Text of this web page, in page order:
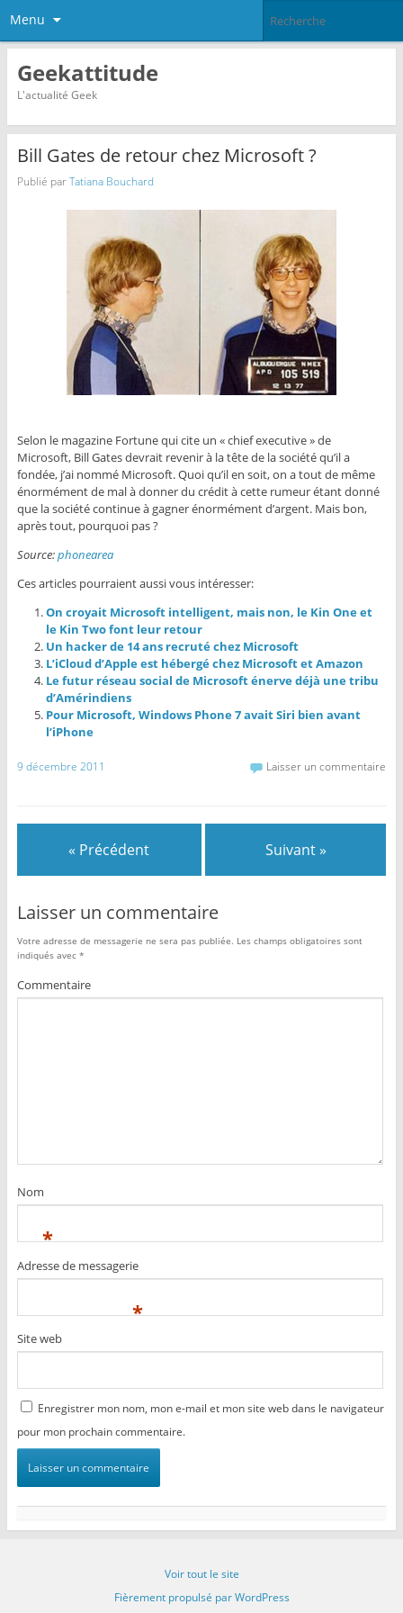
Menu
Geekattitude
L'actualité Geek
Bill Gates de retour chez Microsoft ?
Publié parTatiana Bouchard
Selon le magazine Fortune qui cite un « chief executive » de
Microsoft, Bill Gates devrait revenir à la tête de la société qu’il a
fondée, j’ai nommé Microsoft. Quoi qu’il en soit, on a tout de même
énormément de mal à donner du crédit à cette rumeur étant donné
que la société continue à gagner énormément d’argent. Mais bon,
après tout, pourquoi pas ?
Source:phonearea
Ces articles pourraient aussi vous intéresser:
On croyait Microsoft intelligent, mais non, le Kin One et
le Kin Two font leur retour
Un hacker de 14 ans recruté chez Microsoft
L’iCloud d’Apple est hébergé chez Microsoft et Amazon
Le futur réseau social de Microsoft énerve déjà une tribu
d’Amérindiens
Pour Microsoft, Windows Phone 7 avait Siri bien avant
l’iPhone
9 décembre 2011 Laisser un commentaire
« Précédent Suivant »
Laisser un commentaire
Votre adresse de messagerie ne sera pas publiée. Les champs obligatoires sont
indiqués avec *
Commentaire
Nom
*
Adresse de messagerie
*
Site web
Enregistrer mon nom, mon e-mail et mon site web dans le navigateur
pour mon prochain commentaire.
Voir tout le site
Fièrement propulsé par WordPress